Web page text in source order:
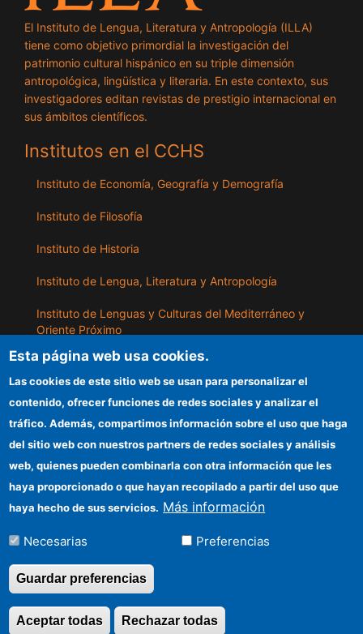
El Instituto de Lengua, Literatura y Antropología (ILLA)
tiene como objetivo primordial la investigación del
patrimonio cultural hispánico en su triple dimensión
antropológica, lingüística y literaria. En este contexto, sus
investigadores editan revistas de prestigio internacional en
sus ámbitos científicos.
Institutos en el CCHS
Instituto de Economía, Geografía y Demografía
Instituto de Filosofía
Instituto de Historia
Instituto de Lengua, Literatura y Antropología
Instituto de Lenguas y Culturas del Mediterráneo y
Oriente Próximo
Instituto de Políticas y Bienes Públicos
ILLA
Sede electrónica CSIC
Información para proveedores
Organismos financiadores
Cómo llegar
©Copyright 2026 Todos los derechos
reservados
Esta página web usa cookies.
Las cookies de este sitio web se usan para personalizar el
contenido, ofrecer funciones de redes sociales y analizar el
tráfico. Además, compartimos información sobre el uso que haga
del sitio web con nuestros partners de redes sociales y análisis
web, quienes pueden combinarla con otra información que les
haya proporcionado o que hayan recopilado a partir del uso que
haya hecho de sus servicios. Más información
Necesarias Preferencias
Guardar preferencias
Rechazar todas
Aceptar todas